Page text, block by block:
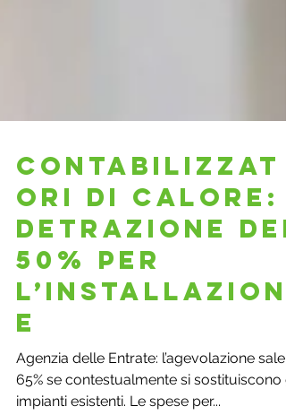
Contabilizzat
ori di calore:
detrazione del
50% per
l’installazion
e